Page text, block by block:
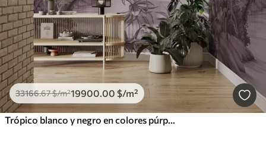
33166.67$/m²19900.00 $/m²
Trópico blanco y negro en colores púrpura